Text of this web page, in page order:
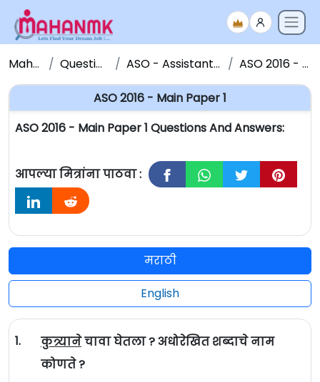
Maha NMK Question Papers ASO - Assistant Section Officer ASO 2016 - Main Paper 1
ASO 2016 - Main Paper 1
ASO 2016 - Main Paper 1 Questions And Answers:
आपल्या मित्रांना पाठवा :
मराठी
English
1. कुत्र्यानेचावा घेतला ? अधोरेखित शब्दाचे नाम
कोणते ?